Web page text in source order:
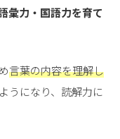
彙力・国語力を育て
言葉の内容を理解し
ようになり、読解力に